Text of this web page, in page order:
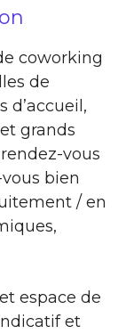
coworking
de
d’accueil,
grands
vous
bien
/ en
espace de
et